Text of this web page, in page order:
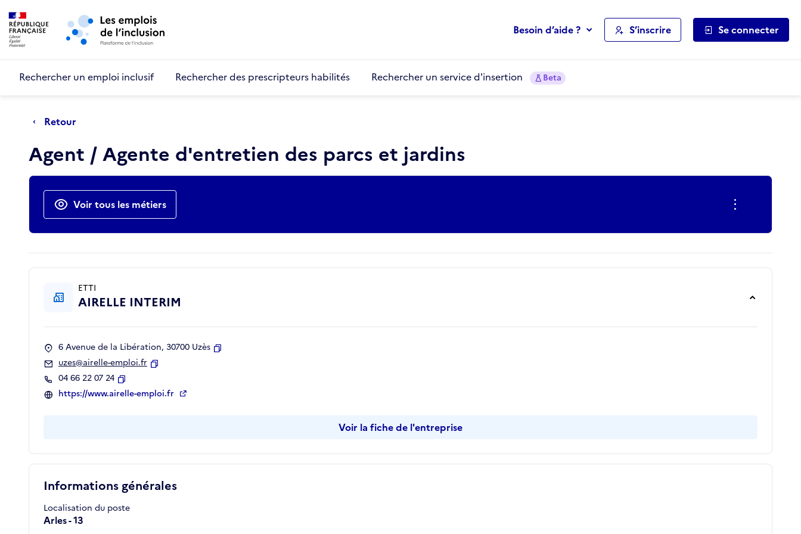
Aller au menu principal
Besoin d’aide ? S’inscrire Se connecter
Rechercher un emploi inclusif Rechercher des prescripteurs habilités Rechercher un service d'insertion Beta
Retour
Agent / Agente d'entretien des parcs et jardins
Actions rapides
Voir tous les métiers
Informations générales
Localisation du poste
Arles - 13
ETTI
AIRELLE INTERIM
6 Avenue de la Libération, 30700 Uzès
uzes@airelle-emploi.fr
04 66 22 07 24
Copier
https://www.airelle-emploi.fr
Voir la fiche de l'entreprise